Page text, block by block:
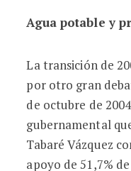
Agua potable y
La transición de
por otro gran
de octubre de
gubernamental
Tabaré Vázquez
apoyo de 51,7%